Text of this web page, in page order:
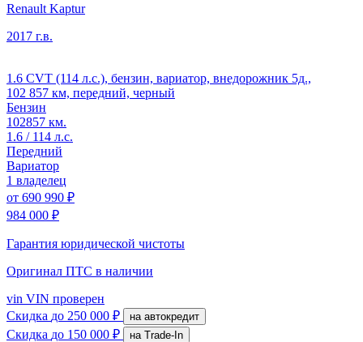
Renault Kaptur
2017 г.в.
1.6 CVT (114 л.с.), бензин, вариатор, внедорожник 5д.,
102 857 км, передний, черный
Бензин
102857 км.
1.6 / 114 л.с.
Передний
Вариатор
1 владелец
от 690 990 ₽
984 000 ₽
Гарантия юридической чистоты
Оригинал ПТС в наличии
vin VIN проверен
Скидка до 250 000 ₽ на автокредит
Скидка до 150 000 ₽
на Trade-In